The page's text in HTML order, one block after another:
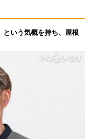
という気概を持ち、屋根